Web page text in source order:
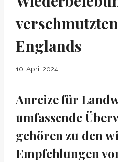
Englands
10. April 2024
Anreize für
umfassende
gehören zu den
Empfehlungen